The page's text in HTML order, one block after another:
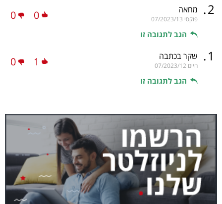
2
. מחאה
פוקסי 07/2023/13
הגב לתגובה זו
0
0
1
. שקר בכתבה
חיים 07/2023/12
הגב לתגובה זו
1
0